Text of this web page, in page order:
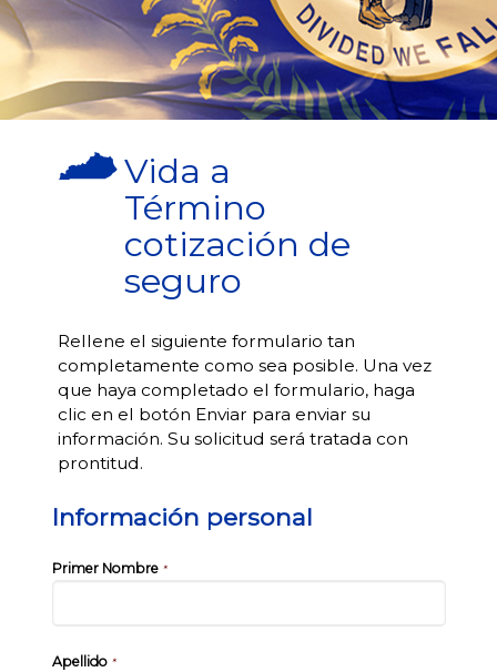
Vida a
Término
cotización de
seguro
Rellene el siguiente formulario tan
completamente como sea posible. Una vez
que haya completado el formulario, haga
clic en el botón Enviar para enviar su
información. Su solicitud será tratada con
prontitud.
Información personal
Primer Nombre *
Apellido*